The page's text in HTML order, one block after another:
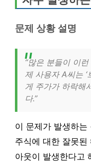
문제 상황 설명
“많은 분들이 이
제 사용자 A씨는
게 주가가 하락해
다.”
이 문제가 발생하
주식에 대한 잘못된
아웃이 발생한다고